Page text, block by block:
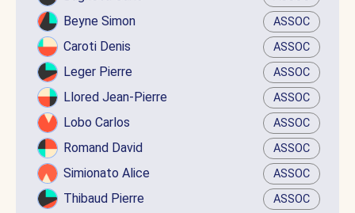
Beyne Simon ASSOC
Caroti Denis ASSOC
Leger Pierre ASSOC
Llored Jean-Pierre ASSOC
Lobo Carlos ASSOC
Romand David ASSOC
Simionato Alice ASSOC
Thibaud Pierre ASSOC